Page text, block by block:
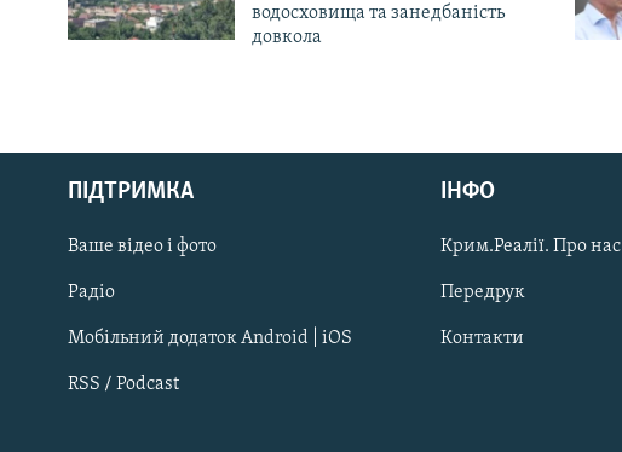
Русский
Qırımtatar
ДОЛУЧАЙСЯ!
водосховища та занедбаність
довкола
ПІДТРИМКА
Ваше відео і фото
Радіо
Мобільний додаток Android | iOS
RSS / Podcast
ІНФО
Крим.Реалії. Про нас
Передрук
Контакти